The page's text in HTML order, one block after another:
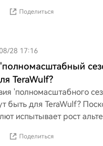
Поделиться
28 17:16
TeraWulf?
'полномасштабного
быть для TeraWulf?
испытывает рост
Поделиться